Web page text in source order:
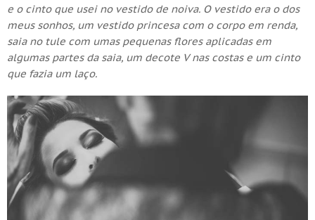
e o cinto que usei no vestido de noiva. O vestido era o dos
meus sonhos, um vestido princesa com o corpo em renda,
saia no tule com umas pequenas flores aplicadas em
algumas partes da saia, um decote V nas costas e um cinto
que fazia um laço.